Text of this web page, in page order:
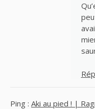
Ping : Aki au pied ! |